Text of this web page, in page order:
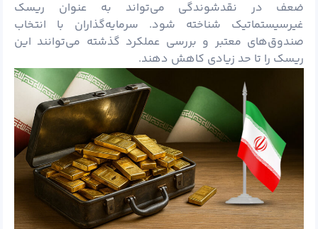
ضعف در نقدشوندگی می‌تواند به عنوان ریسک
غیرسیستماتیک شناخته شود. سرمایه‌گذاران با انتخاب
صندوق‌های معتبر و بررسی عملکرد گذشته می‌توانند این
ریسک را تا حد زیادی کاهش دهند.